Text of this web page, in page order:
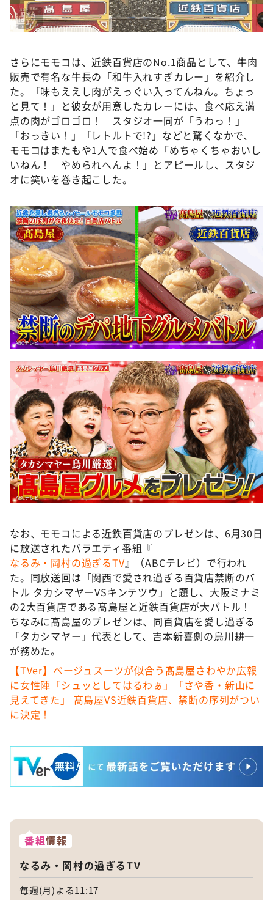
さらにモモコは、近鉄百貨店のNo.1商品として、牛肉
販売で有名な牛長の「和牛入れすぎカレー」を紹介し
た。「味もええし肉がえっぐい入ってんねん。ちょっ
と見て！」と彼女が用意したカレーには、食べ応え満
点の肉がゴロゴロ！ スタジオ一同が「うわっ！」
「おっきい！」「レトルトで!?」などと驚くなかで、
モモコはまたもや1人で食べ始め「めちゃくちゃおいし
いねん！ やめられへんよ！」とアピールし、スタジ
オに笑いを巻き起こした。
なお、モモコによる近鉄百貨店のプレゼンは、6月30日
に放送されたバラエティ番組『
なるみ・岡村の過ぎるTV』（ABCテレビ）で行われ
た。同放送回は「関西で愛され過ぎる百貨店禁断のバ
トル タカシマヤーVSキンテツウ」と題し、大阪ミナミ
の2大百貨店である髙島屋と近鉄百貨店が大バトル！
ちなみに髙島屋のプレゼンは、同百貨店を愛し過ぎる
「タカシマヤー」代表として、吉本新喜劇の烏川耕一
が務めた。
【TVer】ベージュスーツが似合う髙島屋さわやか広報
に女性陣「シュッとしてはるわぁ」「さや香・新山に
見えてきた」 髙島屋VS近鉄百貨店、禁断の序列がつい
に決定！
番組情報
なるみ・岡村の過ぎるTV
毎週(月)よる11:17